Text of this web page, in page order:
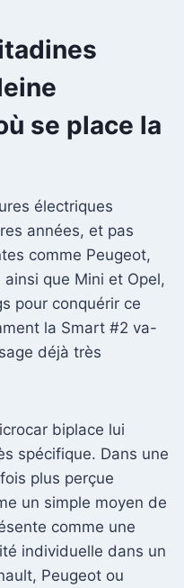
se place la
électriques
années, et pas
comme Peugeot,
que Mini et Opel,
pour conquérir ce
la Smart #2 va-
déjà très
biplace lui
spécifique. Dans une
plus perçue
un simple moyen de
comme une
individuelle dans un
Peugeot ou